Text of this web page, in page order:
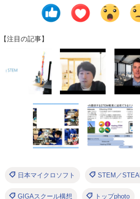
【注目の記事】
日本マイクロソフト STEM／
GIGAスクール構想 トップphoto